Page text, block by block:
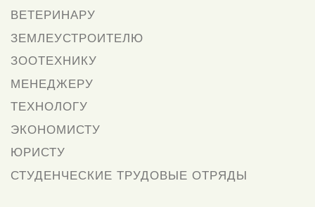
ВЕТЕРИНАРУ
ЗЕМЛЕУСТРОИТЕЛЮ
ЗООТЕХНИКУ
МЕНЕДЖЕРУ
ТЕХНОЛОГУ
ЭКОНОМИСТУ
ЮРИСТУ
СТУДЕНЧЕСКИЕ ТРУДОВЫЕ ОТРЯДЫ